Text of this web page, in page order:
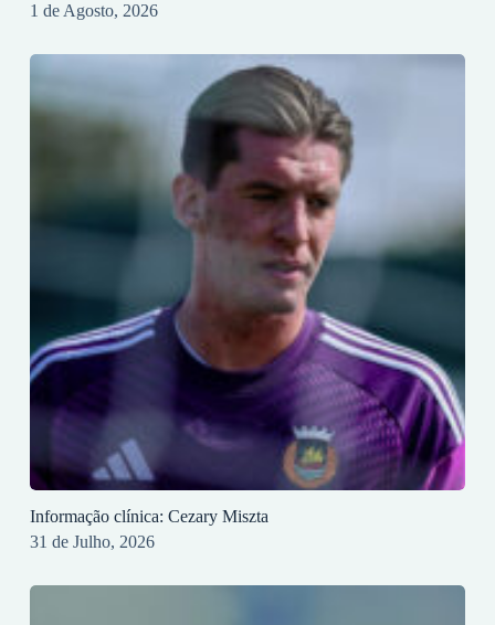
1 de Agosto, 2026
Informação clínica: Cezary Miszta
31 de Julho, 2026